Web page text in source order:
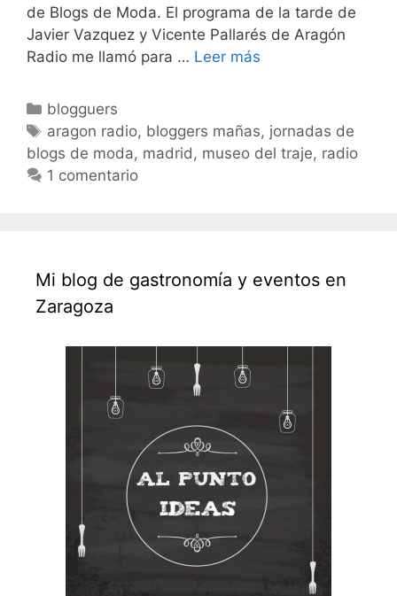
de Blogs de Moda. El programa de la tarde de
Javier Vazquez y Vicente Pallarés de Aragón
Radio me llamó para … Leer más
de
Moda
Categorías
blogguers
Etiquetas
aragon radio, bloggers mañas, jornadas de
blogs de moda, madrid , museo del traje, radio
1 comentario
Mi blog de gastronomía y eventos en
Zaragoza